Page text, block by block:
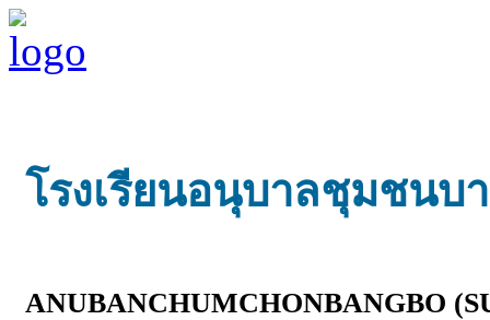
โรงเรียนอนุบาลชุมชนบ
ANUBANCHUMCHONBANGBO